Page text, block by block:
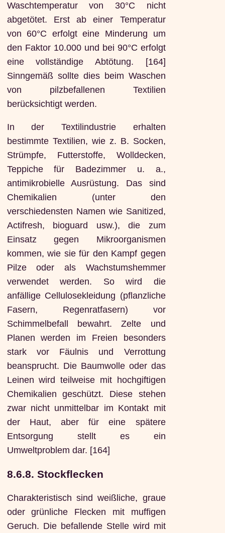
Waschtemperatur von 30°C nicht
abgetötet. Erst ab einer Temperatur
von 60°C erfolgt eine Minderung um
den Faktor 10.000 und bei 90°C erfolgt
eine vollständige Abtötung. [164]
Sinngemäß sollte dies beim Waschen
von pilzbefallenen Textilien
berücksichtigt werden.
In der Textilindustrie erhalten
bestimmte Textilien, wie z. B. Socken,
Strümpfe, Futterstoffe, Wolldecken,
Teppiche für Badezimmer u. a.,
antimikrobielle Ausrüstung. Das sind
Chemikalien (unter den
verschiedensten Namen wie Sanitized,
Actifresh, bioguard usw.), die zum
Einsatz gegen Mikroorganismen
kommen, wie sie für den Kampf gegen
Pilze oder als Wachstumshemmer
verwendet werden. So wird die
anfällige Cellulosekleidung (pflanzliche
Fasern, Regenratfasern) vor
Schimmelbefall bewahrt. Zelte und
Planen werden im Freien besonders
stark vor Fäulnis und Verrottung
beansprucht. Die Baumwolle oder das
Leinen wird teilweise mit hochgiftigen
Chemikalien geschützt. Diese stehen
zwar nicht unmittelbar im Kontakt mit
der Haut, aber für eine spätere
Entsorgung stellt es ein
Umweltproblem dar. [164]
8.6.8. Stockflecken
Charakteristisch sind weißliche, graue
oder grünliche Flecken mit muffigen
Geruch. Die befallende Stelle wird mit